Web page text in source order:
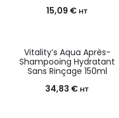
15,09 € HT
Vitality’s Aqua Après-
Shampooing Hydratant
Sans Rinçage 150ml
34,83 € HT